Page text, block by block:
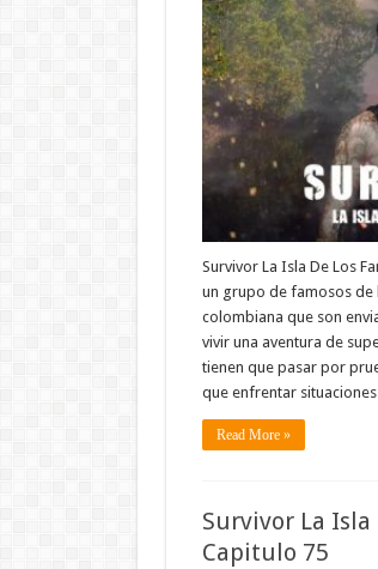
Survivor La Isla De Los
un grupo de famosos de
colombiana que son
vivir una aventura de
tienen que pasar por
que enfrentar
Read More »
Survivor La Isla
Capitulo 75